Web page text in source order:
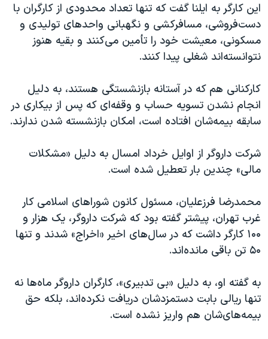
اسرائیل در جنگ
نرگس محمدی برنده جایزه نوبل صلح
همایش محافظه‌کاران آمریکا «سی‌پک»
صفحه‌های ویژه
سفر پرزیدنت ترامپ به چین
این کارگر به ایلنا گفت که تنها تعداد محدودی از کارگران با
دست‌فروشی، مسافرکشی و نگهبانی واحدهای تولیدی و
مسکونی، معیشت خود را تأمین می‌کنند و بقیه هنوز
نتوانسته‌اند شغلی پیدا کنند.
کارکنانی هم که در آستانه بازنشستگی هستند، به دلیل
انجام نشدن تسویه حساب و وقفه‌‌‌ای که پس از بیکاری در
سابقه بیمه‌شان افتاده است، امکان بازنشسته شدن ندارند.
شرکت داروگر از اوایل خرداد امسال به دلیل «مشکلات
مالی» چندین بار تعطیل شده است.
محمدرضا فرزعلیان، مسئول کانون شوراهای اسلامی کار
غرب تهران، پیشتر گفته بود که شرکت داروگر، یک هزار و
۱۰۰ کارگر داشت که در سال‌های اخیر «اخراج» شدند و تنها
۵۰ تن باقی ماند‌ه‌اند.
به گفته او، به دلیل «بی تدبیری»، کارگران داروگر ماه‌ها نه
تنها ریالی بابت دستمزدشان دریافت نکرده‌اند، بلکه حق
بیمه‌های‌شان هم واریز نشده است.